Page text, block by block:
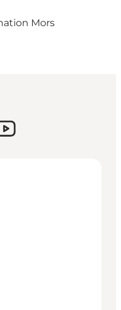
Mors